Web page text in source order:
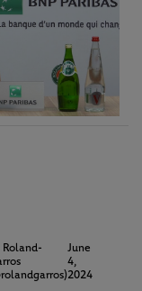
June
4,
2024